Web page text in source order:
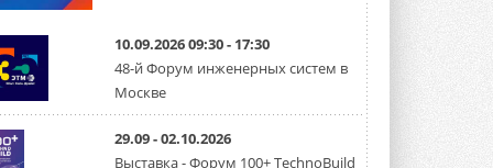
США запретили использование
иностранных инверторов
28 июля 2026 года Федеральная
комиссия по связи США (FCC) обновила
свой специальный перечень Covered ...
31 ИЮЛЯ 2026
10.09.2026 09:30 - 17:30
48-й Форум инженерных систем в
Москве
29.09 - 02.10.2026
Выставка - Форум 100+ TechnoBuild